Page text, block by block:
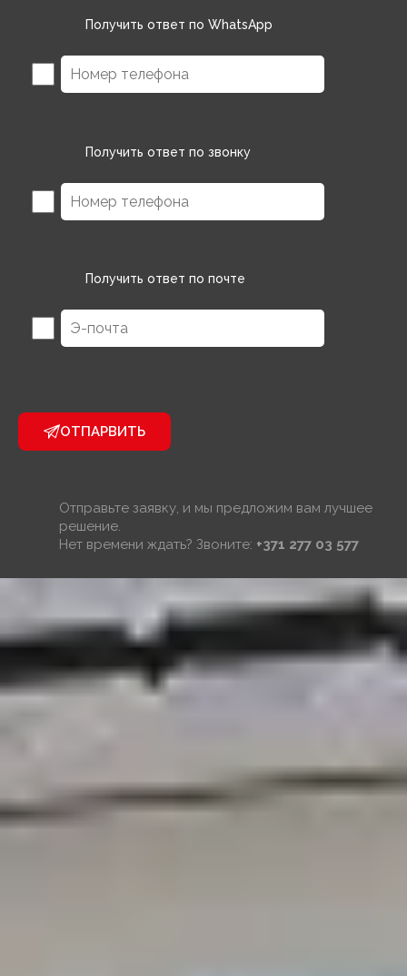
Получить ответ по WhatsApp
Получить ответ по звонку
Получить ответ по почте
ОТПАРВИТЬ
Отправьте заявку, и мы предложим вам лучшее
решение.
Нет времени ждать? Звоните: +371 277 03 577